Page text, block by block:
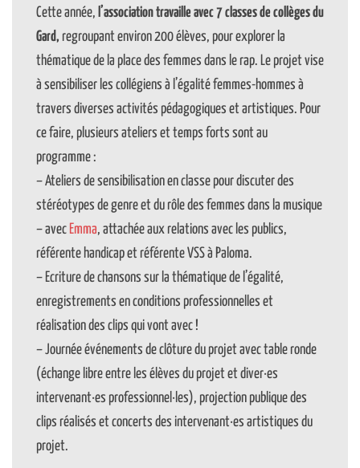
Cette année, l’association travaille avec 7 classes de collèges du
Gard, regroupant environ 200 élèves, pour explorer la
thématique de la place des femmes dans le rap. Le projet vise
à sensibiliser les collégiens à l’égalité femmes-hommes à
travers diverses activités pédagogiques et artistiques. Pour
ce faire, plusieurs ateliers et temps forts sont au
programme :
– Ateliers de sensibilisation en classe pour discuter des
stéréotypes de genre et du rôle des femmes dans la musique
– avec Emma, attachée aux relations avec les publics,
référente handicap et référente VSS à Paloma.
– Ecriture de chansons sur la thématique de l’égalité,
enregistrements en conditions professionnelles et
réalisation des clips qui vont avec !
– Journée événements de clôture du projet avec table ronde
(échange libre entre les élèves du projet et diver·es
intervenant·es professionnel·les), projection publique des
clips réalisés et concerts des intervenant·es artistiques du
projet.